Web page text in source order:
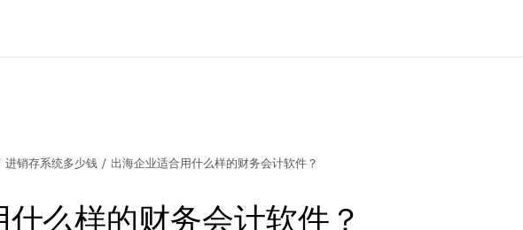
进销存系统多少钱 / 出海企业适合用什么样的财务会计软件？
么样的财务会计软件？